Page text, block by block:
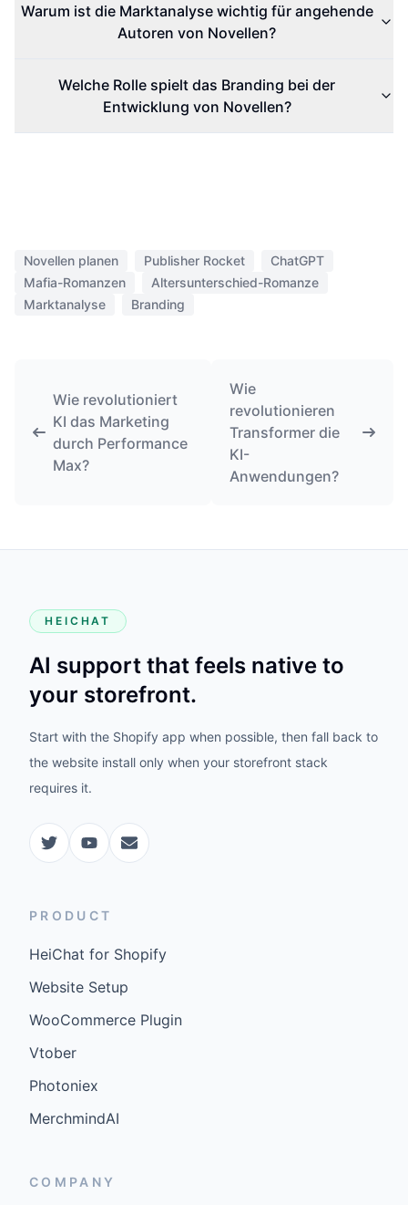
Warum ist die Marktanalyse wichtig für angehende
Autoren von Novellen?
Welche Rolle spielt das Branding bei der
Entwicklung von Novellen?
Novellen planen Publisher Rocket
ChatGPT
Mafia-Romanzen
Altersunterschied-Romanze
Marktanalyse
Branding
Wie revolutioniert
KI das Marketing
durch Performance
Max?
Wie
revolutionieren
Transformer die
KI-
Anwendungen?
HEICHAT
AI support that feels native to
your storefront.
Start with the Shopify app when possible, then fall back to
the website install only when your storefront stack
requires it.
PRODUCT
HeiChat for Shopify
Website Setup
WooCommerce Plugin
Vtober
Photoniex
MerchmindAI
COMPANY